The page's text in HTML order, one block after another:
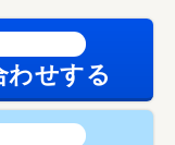
わせする